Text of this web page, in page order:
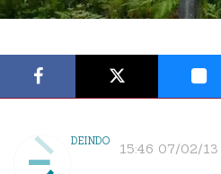
DEINDO 15:46 07/02/13